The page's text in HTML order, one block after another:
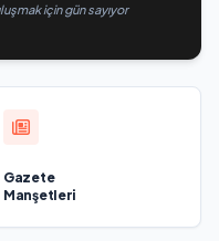
için gün sayıyor
Gazete
Manşetleri